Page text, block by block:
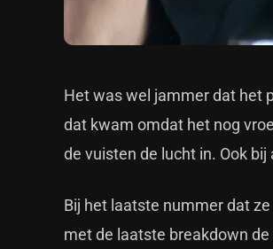
Het was wel jammer dat het
dat kwam omdat het nog
de vuisten de lucht in. Ook
Bij het laatste nummer dat
met de laatste breakdown